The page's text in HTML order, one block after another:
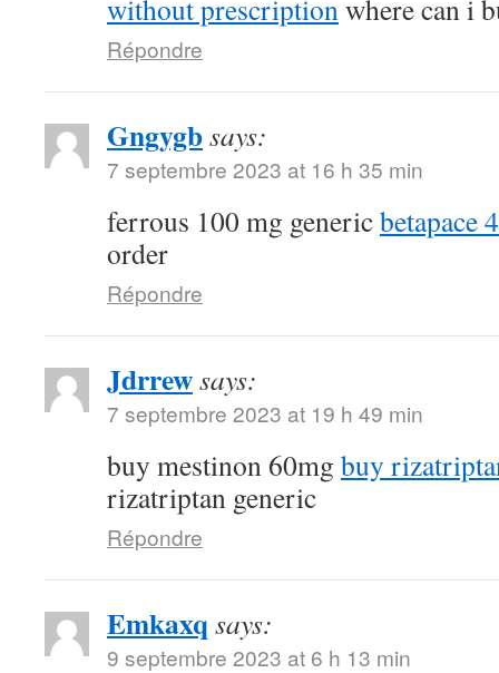
without prescriptionwhere can i
Répondre
Gngygbsays:
7 septembre 2023 at 16 h 35 min
ferrous 100 mg genericbetapace
order
Répondre
Jdrrewsays:
7 septembre 2023 at 19 h 49 min
buy mestinon 60mg buy
rizatriptan generic
Répondre
Emkaxq says:
9 septembre 2023 at 6 h 13 min